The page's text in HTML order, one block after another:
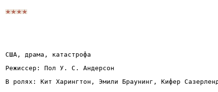
США, драма, катастрофа
Режиссер: Пол У. С. Андерсон
В ролях: Кит Харингтон, Эмили Браунинг, Кифер